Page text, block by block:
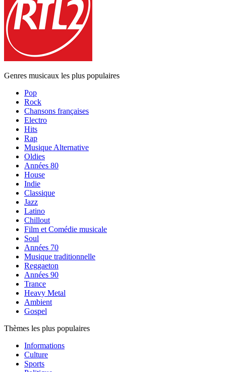
Genres musicaux les plus populaires
Pop
Rock
Chansons françaises
Electro
Hits
Rap
Musique Alternative
Oldies
Années 80
House
Indie
Classique
Jazz
Latino
Chillout
Film et Comédie musicale
Soul
Années 70
Musique traditionnelle
Reggaeton
Années 90
Trance
Heavy Metal
Ambient
Gospel
Thèmes les plus populaires
Informations
Culture
Sports